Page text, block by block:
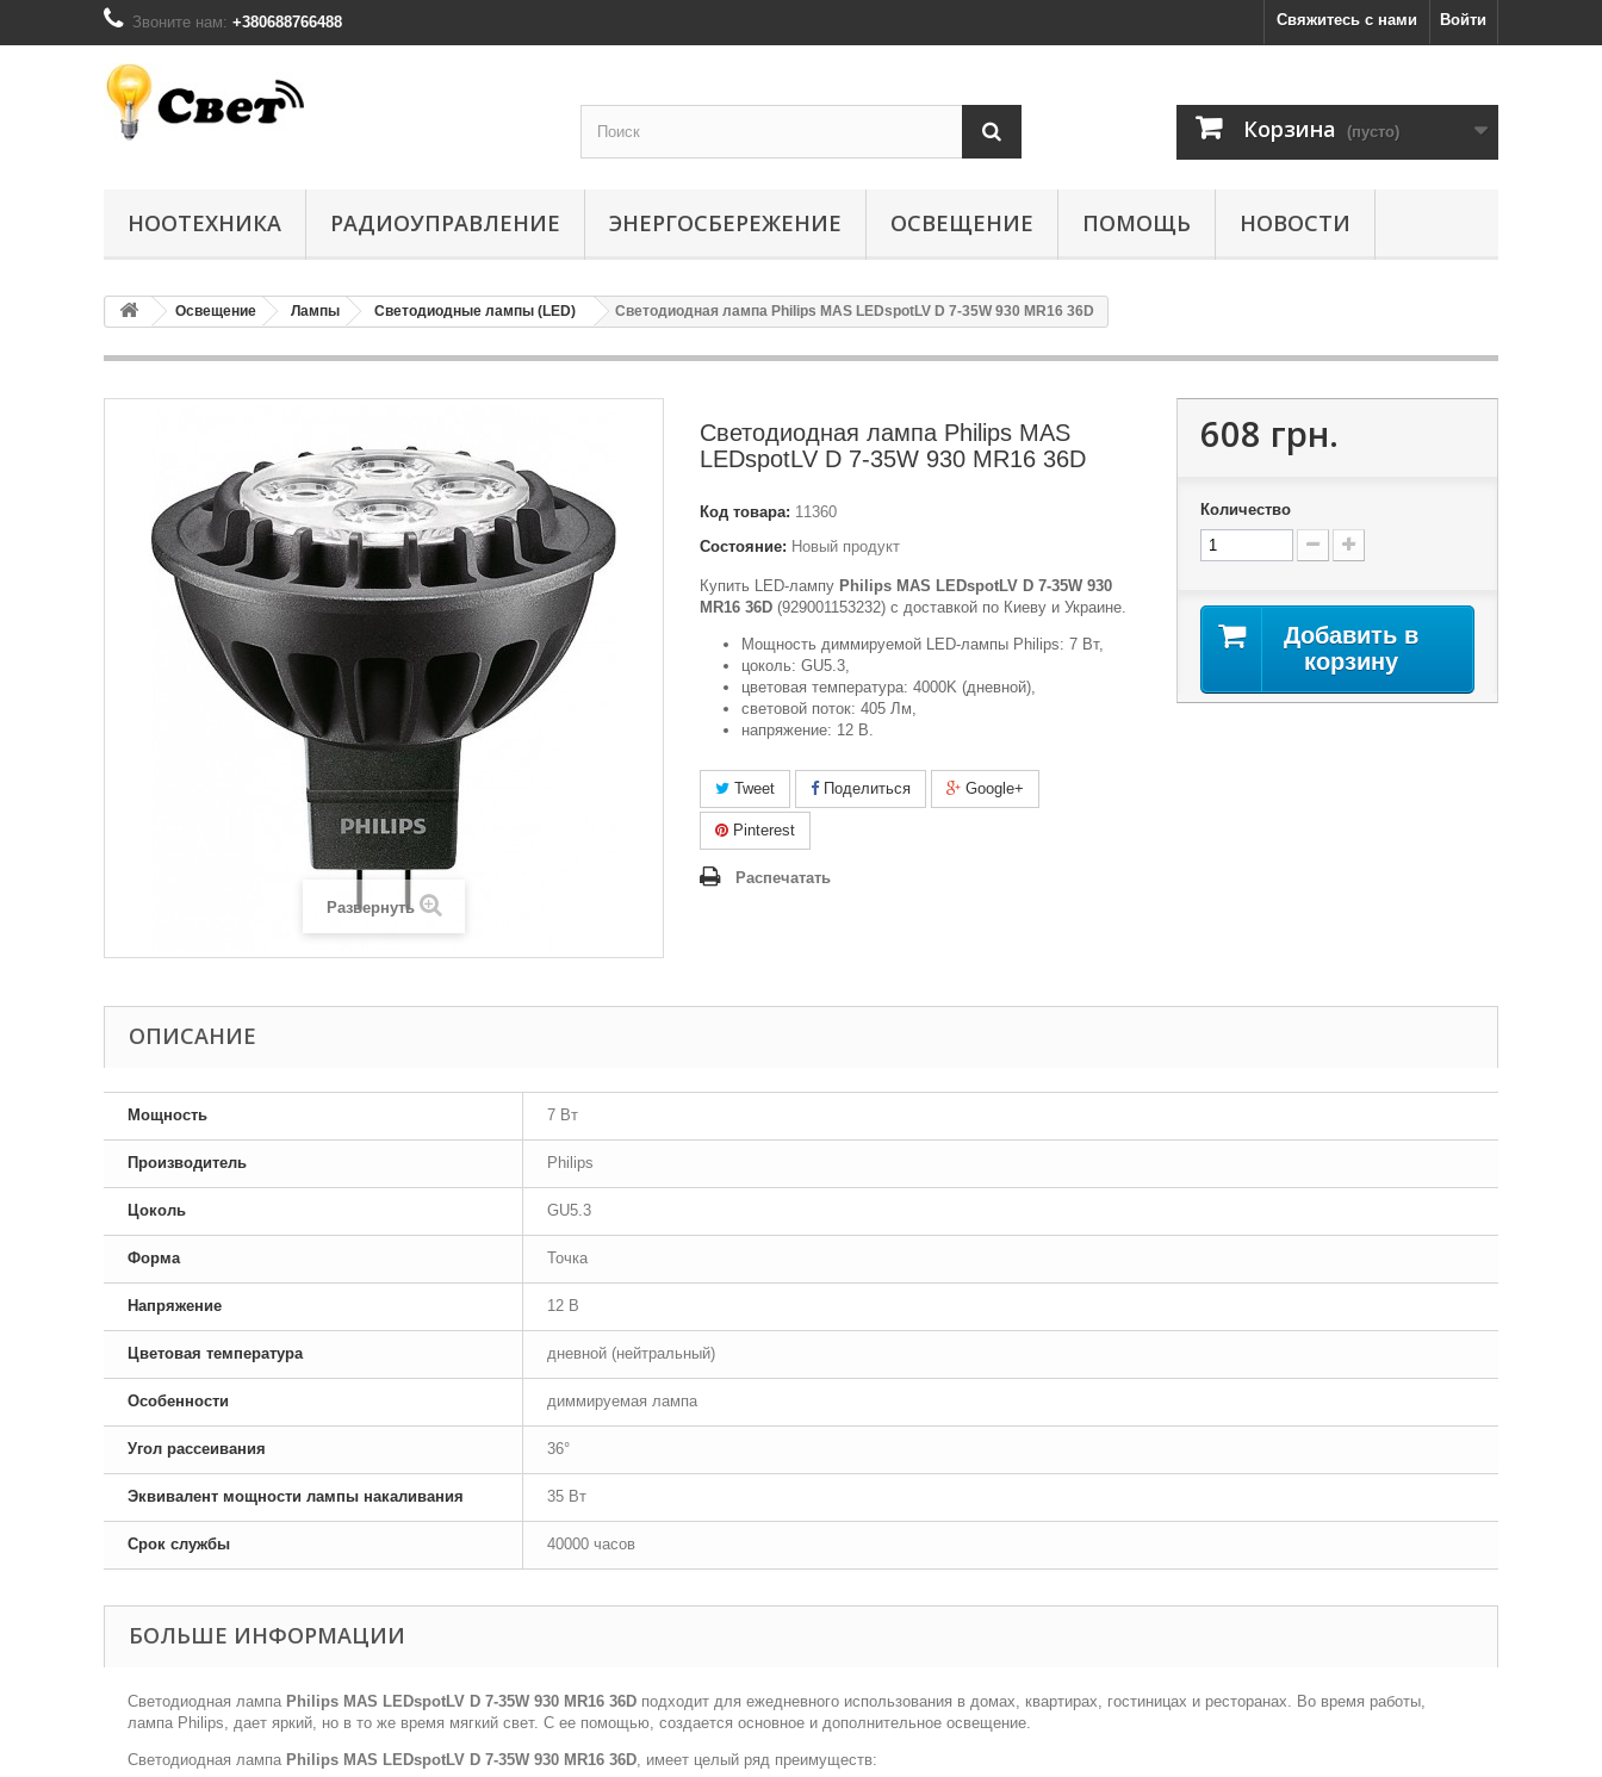
Войти
Свяжитесь с нами
Звоните нам: +380688766488
Корзина (пусто)
НООТЕХНИКА РАДИОУПРАВЛЕНИЕ ЭНЕРГОСБЕРЕЖЕНИЕ ОСВЕЩЕНИЕ ПОМОЩЬ НОВОСТИ
Освещение Лампы Светодиодные лампы (LED) Светодиодная лампа Philips MAS LEDspotLV D 7-35W 930 MR16 36D
Развернуть
Светодиодная лампа Philips MAS
LEDspotLV D 7-35W 930 MR16 36D
Код товара: 11360
Состояние: Новый продукт
Купить LED-лампу Philips MAS LEDspotLV D 7-35W 930
MR16 36D (929001153232) c доставкой по Киеву и Украине.
Мощность диммируемой LED-лампы Philips: 7 Вт,
цоколь: GU5.3,
цветовая температура: 4000K (дневной),
световой поток: 405 Лм,
напряжение: 12 В.
Tweet Поделиться Google+
Pinterest
Распечатать
608 грн.
Количество
Добавить в
корзину
ОПИСАНИЕ
Мощность 7 Вт
Производитель Philips
Цоколь GU5.3
Форма Точка
Напряжение 12 В
Цветовая температура дневной (нейтральный)
Особенности диммируемая лампа
Угол рассеивания 36°
Эквивалент мощности лампы накаливания 35 Вт
Срок службы 40000 часов
БОЛЬШЕ ИНФОРМАЦИИ
Светодиодная лампа Philips MAS LEDspotLV D 7-35W 930 MR16 36D подходит для ежедневного использования в домах, квартирах, гостиницах и ресторанах. Во время работы,
лампа Philips, дает яркий, но в то же время мягкий свет. С ее помощью, создается основное и дополнительное освещение.
Светодиодная лампа Philips MAS LEDspotLV D 7-35W 930 MR16 36D, имеет целый ряд преимуществ: